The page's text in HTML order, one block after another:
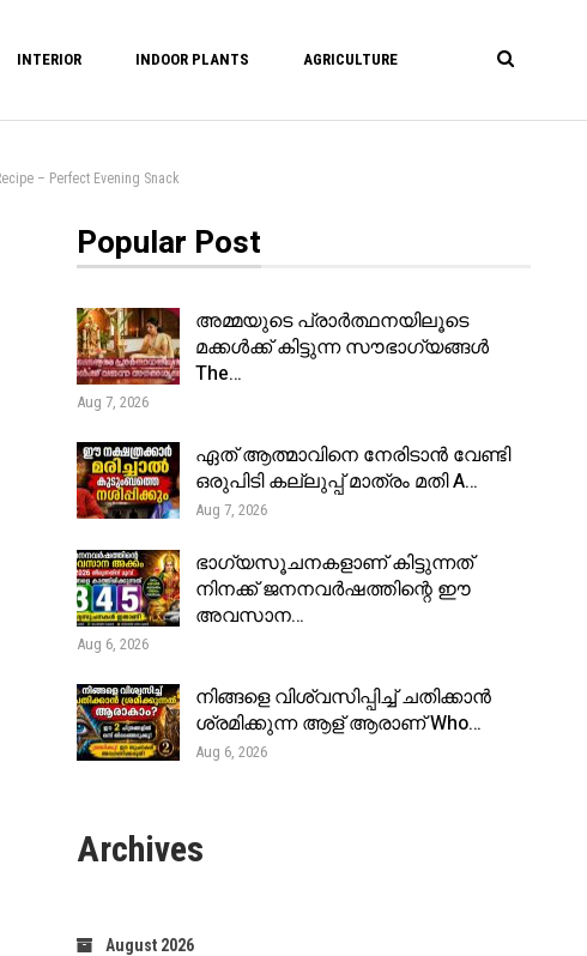
INTERIOR INDOOR PLANTS AGRICULTURE
Perfect Evening Snack
Popular Post
അമ്മയുടെ പ്രാർത്ഥനയിലൂടെ
മക്കൾക്ക് കിട്ടുന്ന സൗഭാഗ്യങ്ങൾ
The…
Aug 7, 2026
ഏത് ആത്മാവിനെ നേരിടാൻ വേണ്ടി
ഒരുപിടി കല്ലുപ്പ് മാത്രം മതി A…
Aug 7, 2026
ഭാഗ്യസൂചനകളാണ് കിട്ടുന്നത്
നിനക്ക് ജനനവർഷത്തിന്റെ ഈ
അവസാന…
Aug 6, 2026
നിങ്ങളെ വിശ്വസിപ്പിച്ച് ചതിക്കാൻ
ശ്രമിക്കുന്ന ആള് ആരാണ് Who…
Aug 6, 2026
Archives
August 2026